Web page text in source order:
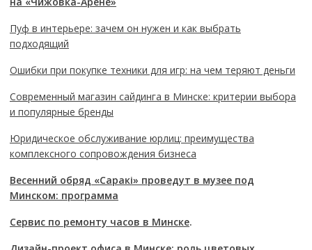
Пуф в интерьере: зачем он нужен и как выбрать
подходящий
Ошибки при покупке техники для игр: на чем теряют деньги
Современный магазин сайдинга в Минске: критерии выбора
и популярные бренды
Юридическое обслуживание юрлиц: преимущества
комплексного сопровождения бизнеса
Весенний обряд «Саракі» проведут в музее под
Минском: программа
Сервис по ремонту часов в Минске.